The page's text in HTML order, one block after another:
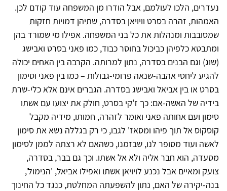
נעדרים, הלכו לעולמם, אבל הודרו מן המשפחה עוד קודם לכן.
האמהות, זהרה בסרט וויויאן בסדרה, שתיהן דמויות חזקות
שמסובבות ומנהלות את כל בני המשפחה. אפילו מי שמורד בהן
ומתבטא כלפיהן כביכול בחוסר כבוד, כמו פאני בסרט ואבישג
(שוג) וגם הבנים בסדרה, נתון למרותה. הקרבה בין האחים יכולה
להגיע ליחסי אהבה-שנאה פרומי-גבולות – כמו בין פאני וסימון
בסרט או בין אביאל ואבישג בסדרה. הגברים אינם אלא כלי-שרת
בידיה של האשה-אם: כך ז'קי בסרט, חולק את יצועו עם אשתו
סימון ועם אחותה פאני ואומר לזהרה, חמותו, מידיה מקבל
קוסקוס אל תוך פיהו ומסאז' לגבו, כי רק בגללה נשא את סימון
לאשה ועוד מסופר לנו, שבזמנו, כשהאם לא רצתה לממן לסימון
מסעדה, הוא חבר אליה ולא אל אשתו. וכך גם בבר, בסדרה,
צועק ומאיים אבל נכנע לויויאן אשתו ואפילו אביאל, 'הנימול',
בנה-יקירה של האם, נתון להשפעתה המחלטת, כנגד כל החינוך